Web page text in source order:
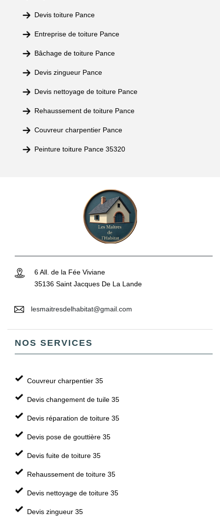
Devis toiture Pance
Entreprise de toiture Pance
Bâchage de toiture Pance
Devis zingueur Pance
Devis nettoyage de toiture Pance
Rehaussement de toiture Pance
Couvreur charpentier Pance
Peinture toiture Pance 35320
6 All. de la Fée Viviane
35136 Saint Jacques De La Lande
lesmaitresdelhabitat@gmail.com
NOS SERVICES
Couvreur charpentier 35
Devis changement de tuile 35
Devis réparation de toiture 35
Devis pose de gouttière 35
Devis fuite de toiture 35
Rehaussement de toiture 35
Devis nettoyage de toiture 35
Devis zingueur 35